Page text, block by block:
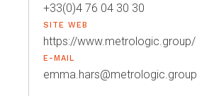
+33(0)4 76 04 30 30
SITE WEB
https://www.metrologic.group/
E-MAIL
emma.hars@metrologic.group